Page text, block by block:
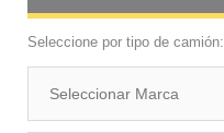
Seleccione por tipo de camión: